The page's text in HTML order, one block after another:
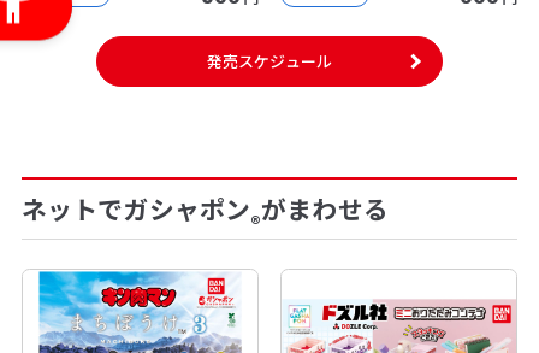
発売スケジュール
ネットでガシャポン®がまわせる